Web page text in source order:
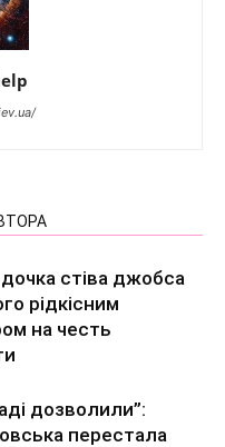
стіва джобса
рідкісним
на честь
дозволили”:
перестала